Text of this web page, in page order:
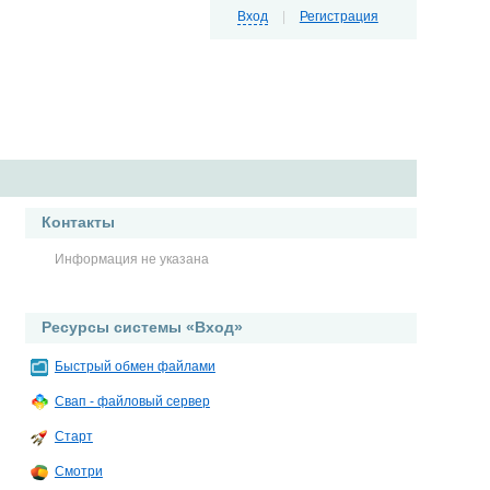
Вход Регистрация
Контакты
Информация не указана
Ресурсы системы «Вход»
Быстрый обмен файлами
Свап - файловый сервер
Старт
Смотри